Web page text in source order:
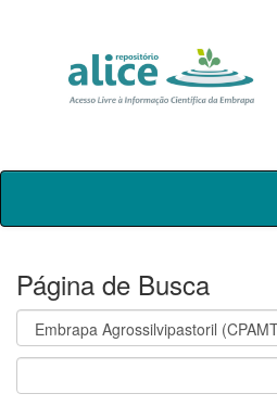
Skip
Página de Busca